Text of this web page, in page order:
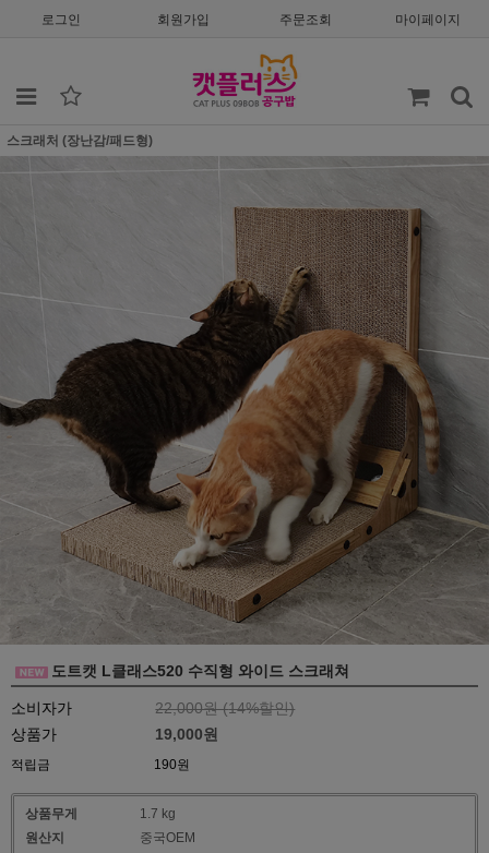
로그인 회원가입 주문조회 마이페이지
스크래처 (장난감/패드형)
도트캣 L클래스520 수직형 와이드 스크래쳐
소비자가 22,000원 (14%할인)
상품가
19,000원
적립금 190원
상품무게
1.7 kg
원산지
중국OEM